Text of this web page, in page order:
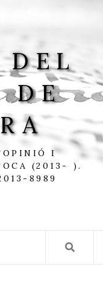
DEL
DE
I
(2013- ).
8989